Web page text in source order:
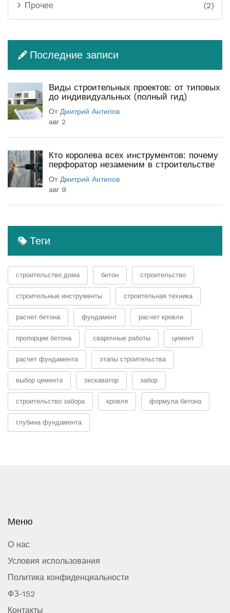
Прочее (2)
Последние записи
Виды строительных проектов: от типовых
до индивидуальных (полный гид)
От Дмитрий Антипов
авг 2
Кто королева всех инструментов: почему
перфоратор незаменим в строительстве
От Дмитрий Антипов
авг 9
Теги
строительство дома бетон строительство
строительные инструменты строительная техника
расчет бетона фундамент расчет кровли
пропорции бетона сварочные работы цемент
расчет фундамента этапы строительства
выбор цемента экскаватор забор
строительство забора кровля формула бетона
глубина фундамента
Меню
О нас
Условия использования
Политика конфиденциальности
ФЗ-152
Контакты